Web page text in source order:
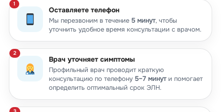
Оставляете телефон
Мы перезвоним в течение 5 минут, чтобы
уточнить удобное время консультации с врачом.
Врач уточняет симптомы
Профильный врач проводит краткую
консультацию по телефону 5–7 минути помогает
определить оптимальный срок ЭЛН.